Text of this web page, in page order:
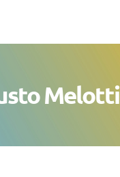
Melotti